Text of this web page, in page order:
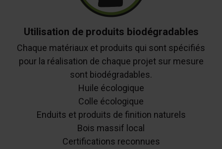
Utilisation de produits biodégradables
Chaque matériaux et produits qui sont spécifiés
pour la réalisation de chaque projet sur mesure
sont biodégradables.
Huile écologique
Colle écologique
Enduits et produits de finition naturels
Bois massif local
Certifications reconnues